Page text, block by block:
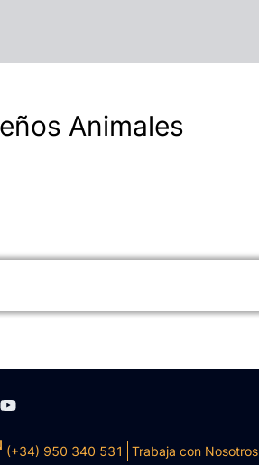
Animales
(+34) 950 340 531 Trabaja con Nosotros